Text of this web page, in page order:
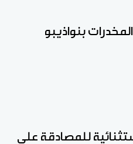
بنواذيبو
للمصادقة على